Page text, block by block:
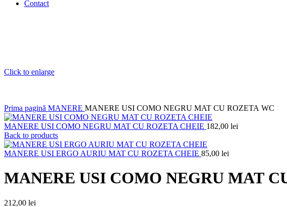
Contact
Click to enlarge
Prima pagină MANERE MANERE USI COMO NEGRU MAT CU ROZETA WC
MANERE USI COMO NEGRU MAT CU ROZETA CHEIE 182,00 lei
Back to products
MANERE USI ERGO AURIU MAT CU ROZETA CHEIE 85,00 lei
MANERE USI COMO NEGRU MAT
212,00 lei